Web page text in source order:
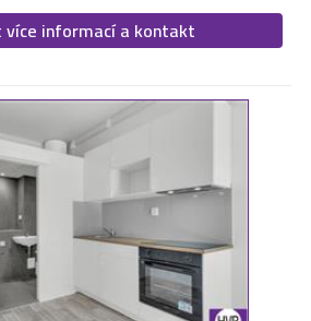
více informací a kontakt